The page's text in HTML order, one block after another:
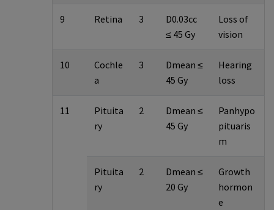
9 Retina 3
D0.03cc
≤ 45 Gy
Loss of
vision
10
Cochle
a
3
Dmean ≤
45 Gy
Hearing
loss
11
Pituita
ry
2
Dmean ≤
45 Gy
Panhypo
pituaris
m
Pituita
ry
2
Dmean ≤
20 Gy
Growth
hormon
e